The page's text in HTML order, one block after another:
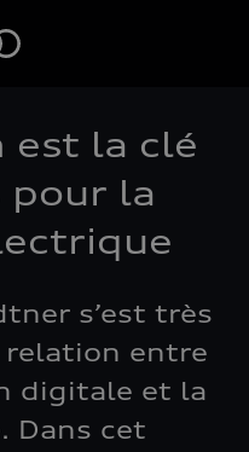
est la clé
pour la
s’est très
entre
digitale et la
Dans cet